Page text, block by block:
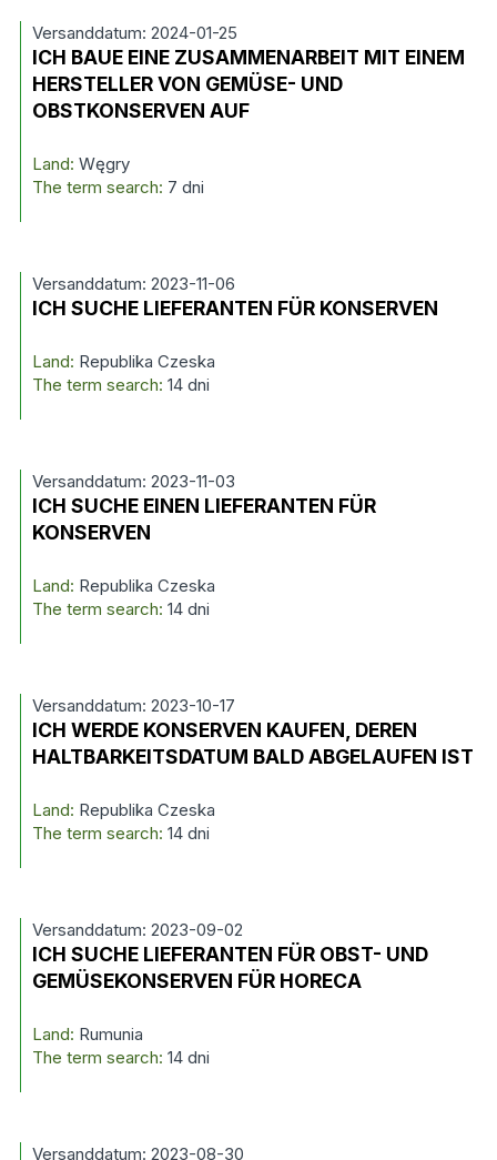
Versanddatum: 2024-01-25
ICH BAUE EINE ZUSAMMENARBEIT MIT EINEM
HERSTELLER VON GEMÜSE- UND
OBSTKONSERVEN AUF
Land: Węgry
The term search: 7 dni
Versanddatum: 2023-11-06
ICH SUCHE LIEFERANTEN FÜR KONSERVEN
Land: Republika Czeska
The term search: 14 dni
Versanddatum: 2023-11-03
ICH SUCHE EINEN LIEFERANTEN FÜR
KONSERVEN
Land: Republika Czeska
The term search: 14 dni
Versanddatum: 2023-10-17
ICH WERDE KONSERVEN KAUFEN, DEREN
HALTBARKEITSDATUM BALD ABGELAUFEN IST
Land: Republika Czeska
The term search: 14 dni
Versanddatum: 2023-09-02
ICH SUCHE LIEFERANTEN FÜR OBST- UND
GEMÜSEKONSERVEN FÜR HORECA
Land: Rumunia
The term search: 14 dni
Versanddatum: 2023-08-30